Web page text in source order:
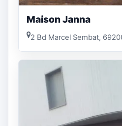
Maison Janna
2 Bd Marcel Sembat,